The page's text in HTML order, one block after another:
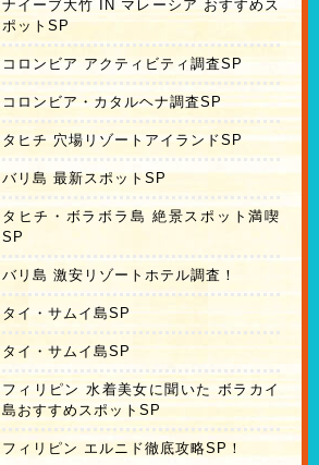
ナイーブ大竹 IN マレーシア おすすめス
ポットSP
コロンビア アクティビティ調査SP
コロンビア・カタルヘナ調査SP
タヒチ 穴場リゾートアイランドSP
バリ島 最新スポットSP
タヒチ・ボラボラ島 絶景スポット満喫
SP
バリ島 激安リゾートホテル調査！
タイ・サムイ島SP
タイ・サムイ島SP
フィリピン 水着美女に聞いた ボラカイ
島おすすめスポットSP
フィリピン エルニド徹底攻略SP！